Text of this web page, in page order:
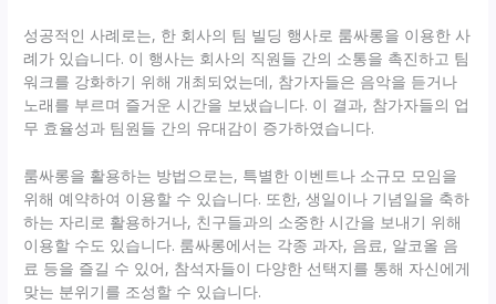
성공적인 사례로는, 한 회사의 팀 빌딩 행사로 룸싸롱을 이용한 사
례가 있습니다. 이 행사는 회사의 직원들 간의 소통을 촉진하고 팀
워크를 강화하기 위해 개최되었는데, 참가자들은 음악을 듣거나
노래를 부르며 즐거운 시간을 보냈습니다. 이 결과, 참가자들의 업
무 효율성과 팀원들 간의 유대감이 증가하였습니다.
룸싸롱을 활용하는 방법으로는, 특별한 이벤트나 소규모 모임을
위해 예약하여 이용할 수 있습니다. 또한, 생일이나 기념일을 축하
하는 자리로 활용하거나, 친구들과의 소중한 시간을 보내기 위해
이용할 수도 있습니다. 룸싸롱에서는 각종 과자, 음료, 알코올 음
료 등을 즐길 수 있어, 참석자들이 다양한 선택지를 통해 자신에게
맞는 분위기를 조성할 수 있습니다.